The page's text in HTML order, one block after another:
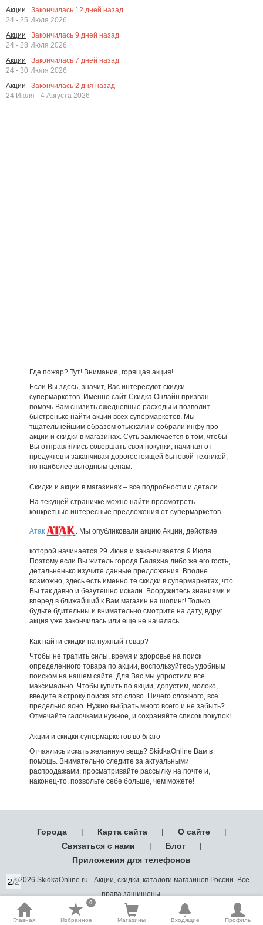
2/2
Акции
Закончилась 12 дней назад
24 - 25 Июля 2026
Акции
Закончилась 9 дней назад
24 - 28 Июля 2026
Акции
Закончилась 7 дней назад
24 - 30 Июля 2026
Акции
Закончилась 2 дня назад
24 Июля - 4 Августа 2026
Где пожар? Тут! Внимание, горящая акция!
Если Вы здесь, значит, Вас интересуют скидки
супермаркетов. Именно сайт Скидка Онлайн призван
помочь Вам снизить ежедневные расходы и позволит
быстренько найти акции всех супермаркетов. Мы
тщательнейшим образом отыскали и собрали инфу про
акции и скидки в магазинах. Суть заключается в том, чтобы
Вы отправлялись совершать свои покупки, начиная от
продуктов и заканчивая дорогостоящей бытовой техникой,
по наиболее выгодным ценам.
Скидки и акции в магазинах – все подробности и детали
На текущей страничке можно найти просмотреть
конкретные интересные предложения от супермаркетов
Атак . Мы опубликовали акцию Акции, действие
которой начинается 29 Июня и заканчивается 9 Июля.
Поэтому если Вы житель города Балахна либо же его гость,
детальненько изучите данные предложения. Вполне
возможно, здесь есть именно те скидки в супермаркетах, что
Вы так давно и безутешно искали. Вооружитесь знаниями и
вперед в ближайший к Вам магазин на шопинг! Только
будьте бдительны и внимательно смотрите на дату, вдруг
акция уже закончилась или еще не началась.
Как найти скидки на нужный товар?
Чтобы не тратить силы, время и здоровье на поиск
определенного товара по акции, воспользуйтесь удобным
поиском на нашем сайте. Для Вас мы упростили все
максимально. Чтобы купить по акции, допустим, молоко,
введите в строку поиска это слово. Ничего сложного, все
предельно ясно. Нужно выбрать много всего и не забыть?
Отмечайте галочками нужное, и сохраняйте список покупок!
Акции и скидки супермаркетов во благо
Отчаялись искать желанную вещь? SkidkaOnline Вам в
помощь. Внимательно следите за актуальными
распродажами, просматривайте рассылку на почте и,
наконец-то, позвольте себе больше, чем можете!
Города | Карта сайта | О сайте
|
Связаться с нами
| Блог
|
Приложения для телефонов
©2026 SkidkaOnline.ru - Акции, скидки, каталоги магазинов России. Все
права защищены.
Главная Избранное
0
Магазины Входящие Профиль